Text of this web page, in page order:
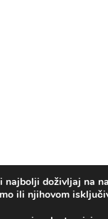
doživljaj na
ili njihovom